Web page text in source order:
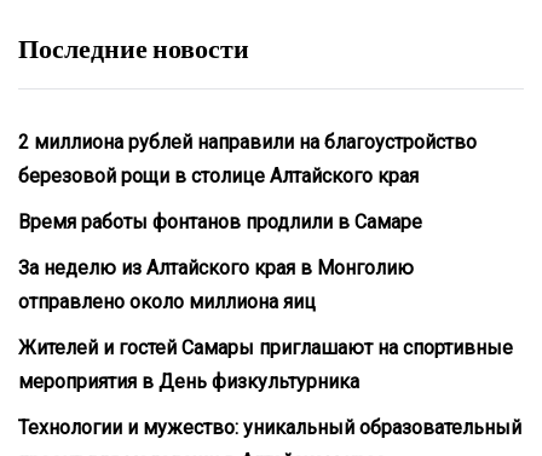
Последние новости
2 миллиона рублей направили на благоустройство
березовой рощи в столице Алтайского края
Время работы фонтанов продлили в Самаре
За неделю из Алтайского края в Монголию
отправлено около миллиона яиц
Жителей и гостей Самары приглашают на спортивные
мероприятия в День физкультурника
Технологии и мужество: уникальный образовательный